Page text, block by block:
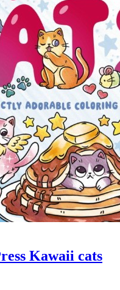
Kawaii cats